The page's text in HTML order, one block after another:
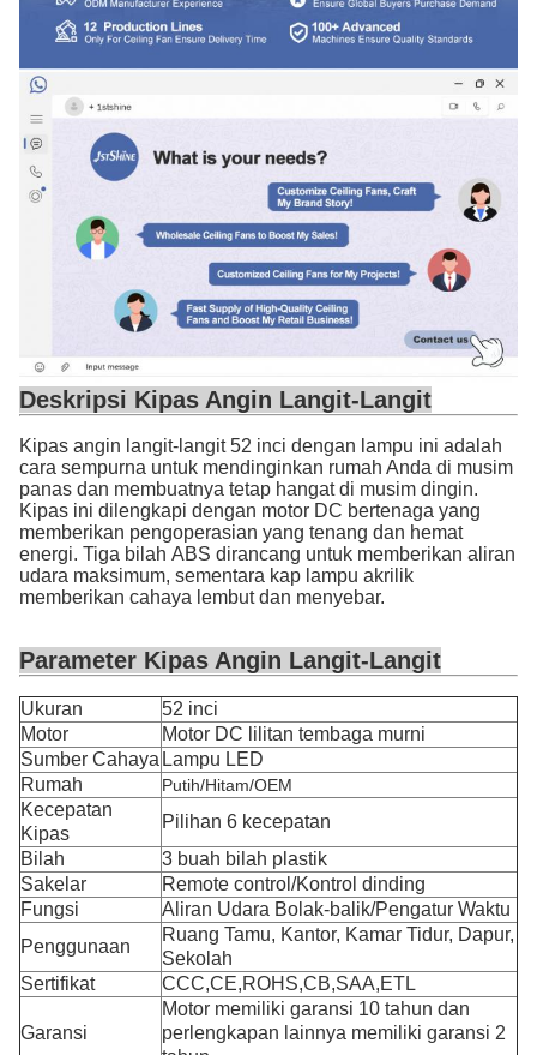
Deskripsi Kipas Angin Langit-Langit
Kipas angin langit-langit 52 inci dengan lampu ini adalah
cara sempurna untuk mendinginkan rumah Anda di musim
panas dan membuatnya tetap hangat di musim dingin.
Kipas ini dilengkapi dengan motor DC bertenaga yang
memberikan pengoperasian yang tenang dan hemat
energi. Tiga bilah ABS dirancang untuk memberikan aliran
udara maksimum, sementara kap lampu akrilik
memberikan cahaya lembut dan menyebar.
Parameter Kipas Angin Langit-Langit
Ukuran
52 inci
Motor
Motor DC lilitan tembaga murni
Sumber Cahaya Lampu LED
Rumah
Putih/Hitam/OEM
Kecepatan
Kipas
Pilihan 6 kecepatan
Bilah
3 buah bilah plastik
Sakelar
Remote control/Kontrol dinding
Fungsi
Aliran Udara Bolak-balik/Pengatur Waktu
Penggunaan
Ruang Tamu, Kantor, Kamar Tidur, Dapur,
Sekolah
Sertifikat
CCC,CE,ROHS,CB,SAA,ETL
Garansi
Motor memiliki garansi 10 tahun dan
perlengkapan lainnya memiliki garansi 2